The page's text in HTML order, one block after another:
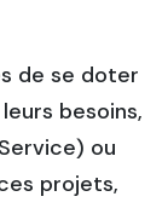
de se doter
besoins,
ou
projets,